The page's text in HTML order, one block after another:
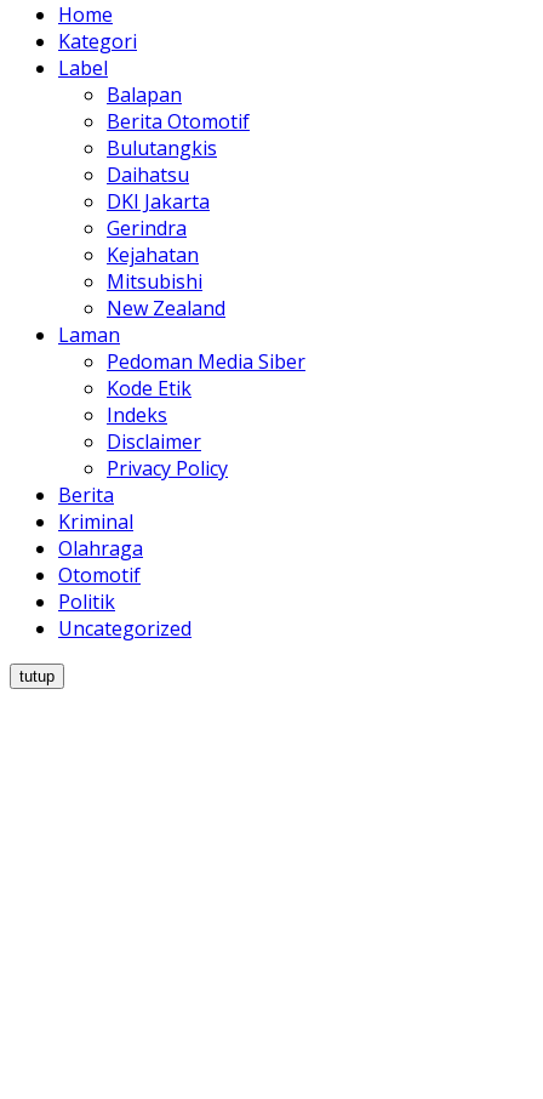
Home
Kategori
Label
Balapan
Berita Otomotif
Bulutangkis
Daihatsu
DKI Jakarta
Gerindra
Kejahatan
Mitsubishi
New Zealand
Laman
Pedoman Media Siber
Kode Etik
Indeks
Disclaimer
Privacy Policy
Berita
Kriminal
Olahraga
Otomotif
Politik
Uncategorized
tutup